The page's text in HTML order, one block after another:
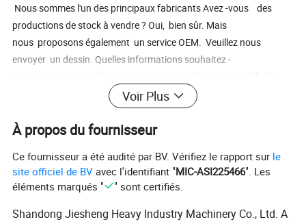
Nous sommes l'un des principaux fabricants Avez -vous des
productions de stock à vendre ? Oui, bien sûr. Mais
nous proposons également un service OEM. Veuillez nous
envoyer un dessin. Quelles informations souhaitez -
taille de vos produits. b). L' application pour vos produits. c).
Des méthodes spéciales pour les forfaits si vous en avez besoin.
d). Matière première. Inspectez -vous les produits finis ? Oui.
contrôle qualité jusqu' à l'expédition Quels sont vos avantages ?
(1) ponctuel : vos commandes ont-elles été livrées avec la dernière
livraison ? Nous sommes un fabricant avec tant de machines
avancées et nouvelles. Cela nous permet de réaliser le temps de
Voir Plus
À propos du fournisseur
Ce fournisseur a été audité par BV. Vérifiez le rapport sur le
site officiel de BV avec l'identifiant "MIC-ASI225466". Les
éléments marqués "
" sont certifiés.
Shandong Jiesheng Heavy Industry Machinery Co., Ltd. A